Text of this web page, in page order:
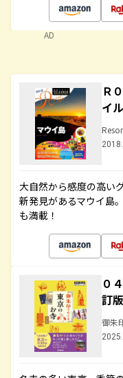
AD
Ｒ
イ
大自然から感度の高い
新発見があるマウイ島
も満載！
０
訂版
御朱